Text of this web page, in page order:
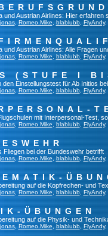
und Austrian Airlines: Hier
jonas, Romeo.Mike blablubb, FlyAndy,
und Austrian Airlines: Alle Fragen
jonas, Romeo.Mike, blablubb, FlyAndy,
(STUFE I
den Einstellungstest für Ab Initios
jonas, Romeo.Mike blablubb, FlyAndy,
mit Interpersonal-Test,
jonas, Romeo.Mike, blablubb, FlyAndy,
Fliegen bei der Bundeswehr betrifft
jonas, Romeo.Mike blablubb, FlyAndy,
auf die Kopfrechen- und
jonas, Romeo.Mike, blablubb, FlyAndy,
ÜBUNGEN
auf die Physik- und
jonas, Romeo.Mike blablubb, FlyAndy,